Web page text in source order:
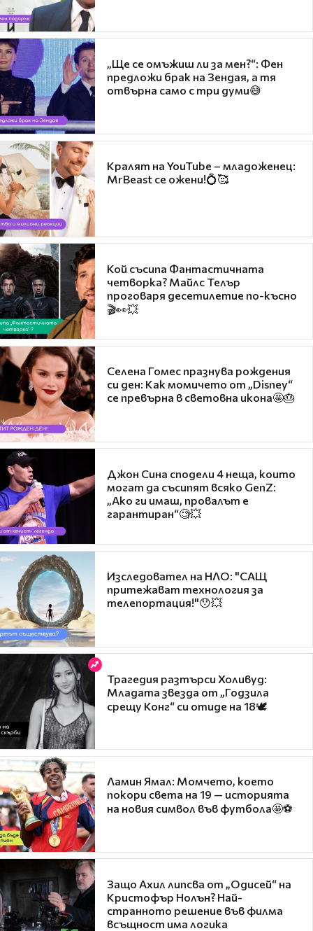
„Ще се омъжиш ли за мен?“: Фен
предложи брак на Зендая, а тя
отвърна само с три думи😅
Кралят на YouTube – младоженец:
MrBeast се ожени!💍🥰
Кой съсипа Фантастичната
четворка? Майлс Телър
проговаря десетилетие по-късно
🎬👀💥
Селена Гомес празнува рождения
си ден: Как момичето от „Disney“
се превърна в световна икона🤩🎂
Джон Сина сподели 4 неща, които
могат да съсипят всяко GenZ:
„Ако ги имаш, провалът е
гарантиран“🧐💥
Изследовател на НЛО: "САЩ
притежават технология за
телепортация!"😯💥
Трагедия разтърси Холивуд:
Младата звезда от „Годзила
срещу Конг“ си отиде на 18🕊️
Ламин Ямал: Момчето, което
покори света на 19 — историята
на новия символ във футбола🤩⚽
Защо Ахил липсва от „Одисей“ на
Кристофър Нолън? Най-
странното решение във филма
всъщност има логика